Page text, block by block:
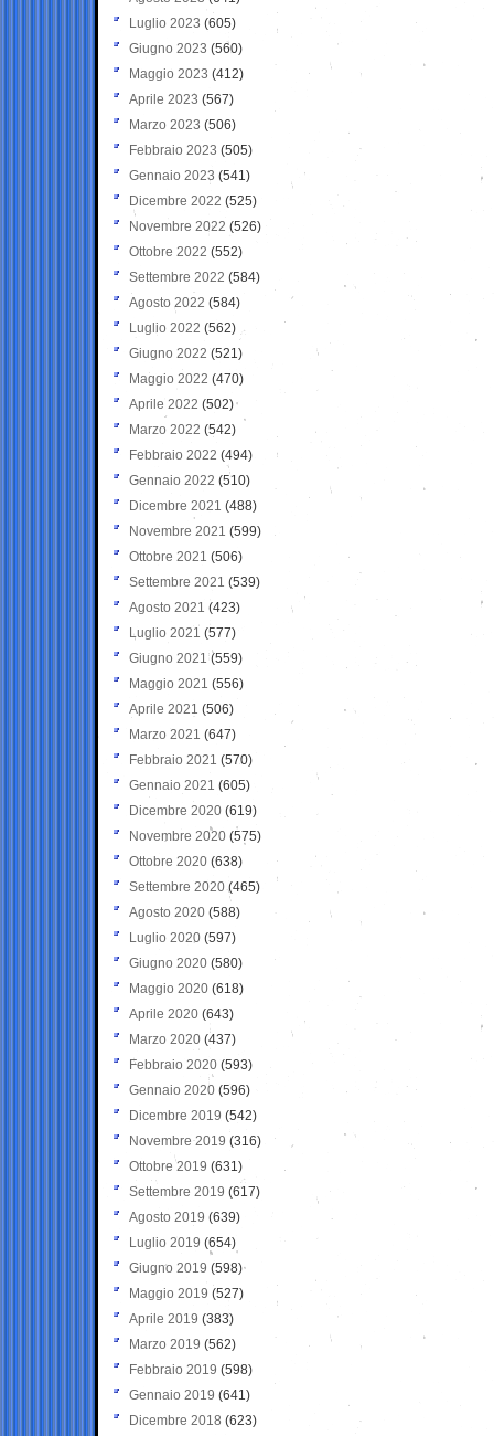
Luglio 2023 (605)
Giugno 2023 (560)
Maggio 2023 (412)
Aprile 2023 (567)
Marzo 2023 (506)
Febbraio 2023 (505)
Gennaio 2023 (541)
Dicembre 2022 (525)
Novembre 2022 (526)
Ottobre 2022 (552)
Settembre 2022 (584)
Agosto 2022 (584)
Luglio 2022 (562)
Giugno 2022 (521)
Maggio 2022 (470)
Aprile 2022 (502)
Marzo 2022 (542)
Febbraio 2022 (494)
Gennaio 2022 (510)
Dicembre 2021 (488)
Novembre 2021 (599)
Ottobre 2021 (506)
Settembre 2021 (539)
Agosto 2021 (423)
Luglio 2021 (577)
Giugno 2021(559)
Maggio 2021 (556)
Aprile 2021 (506)
Marzo 2021 (647)
Febbraio 2021 (570)
Gennaio 2021 (605)
Dicembre 2020 (619)
Novembre 2020 (575)
Ottobre 2020 (638)
Settembre 2020(465)
Agosto 2020 (588)
Luglio 2020 (597)
Giugno 2020 (580)
Maggio 2020 (618)
Aprile 2020 (643)
Marzo 2020 (437)
Febbraio 2020 (593)
Gennaio 2020 (596)
Dicembre 2019 (542)
Novembre 2019 (316)
Ottobre 2019 (631)
Settembre 2019 (617)
Agosto 2019 (639)
Luglio 2019 (654)
Giugno 2019 (598)
Maggio 2019 (527)
Aprile 2019 (383)
Marzo 2019 (562)
Febbraio 2019 (598)
Gennaio 2019 (641)
Dicembre 2018 (623)